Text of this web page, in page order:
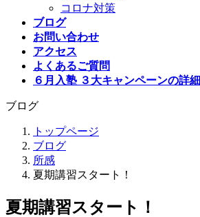
コロナ対策
ブログ
お問い合わせ
アクセス
よくあるご質問
６月入塾 ３大キャンペーンの詳細
ブログ
トップページ
ブログ
所感
夏期講習スタート！
夏期講習スタート！